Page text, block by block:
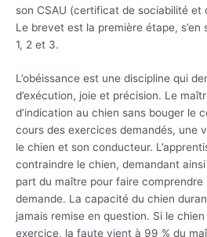
son CSAU (certificat de sociabilité et
Le brevet est la première étape,
1, 2 et 3.
L’obéissance est une discipline qui
d’exécution, joie et précision. Le
d’indication au chien sans bouger le
cours des exercices demandés, une
le chien et son conducteur.
contraindre le chien, demandant
part du maître pour faire comprendre
demande. La capacité du chien
jamais remise en question. Si le chien
exercice, la faute vient à 99 % du